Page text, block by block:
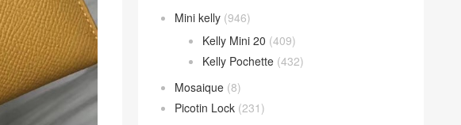
Mini kelly (946)
Kelly Mini 20 (409)
Kelly Pochette (432)
Mosaique (8)
Picotin Lock (231)